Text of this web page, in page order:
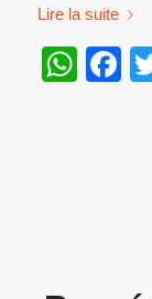
Lire la suite